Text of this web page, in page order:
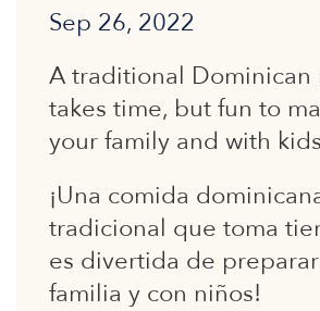
Sep 26, 2022
A traditional Dominican
takes time, but fun to
your family and with
¡Una comida
tradicional que toma
es divertida de
familia y con niños!